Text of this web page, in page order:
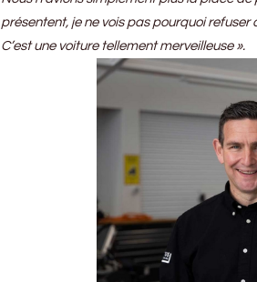
présentent, je ne vois pas pourquoi refuser
C’est une voiture tellement merveilleuse ».